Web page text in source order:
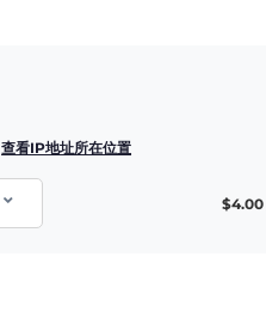
查看IP地址所在位置
$4.00